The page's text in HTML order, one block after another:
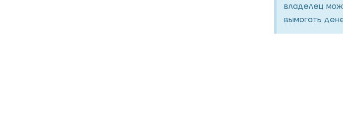
владелец
вымогать